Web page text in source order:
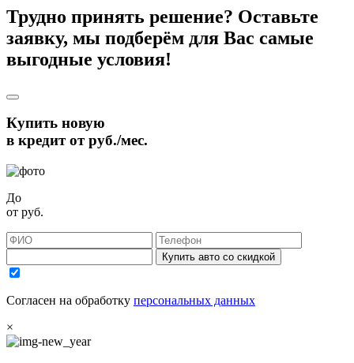
Трудно принять решение? Оставьте
заявку, мы подберём для Вас самые
выгодные условия!
Купить новую
в кредит отруб./мес.
До
от руб.
Купить авто со скидкой
Согласен на обработку персональных данных
×